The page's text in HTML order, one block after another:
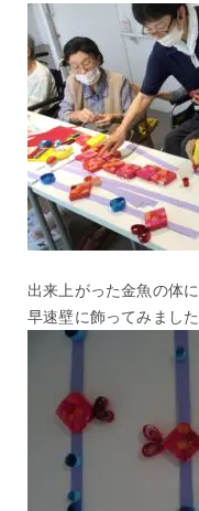
出来上がった金魚の体
早速壁に飾ってみました